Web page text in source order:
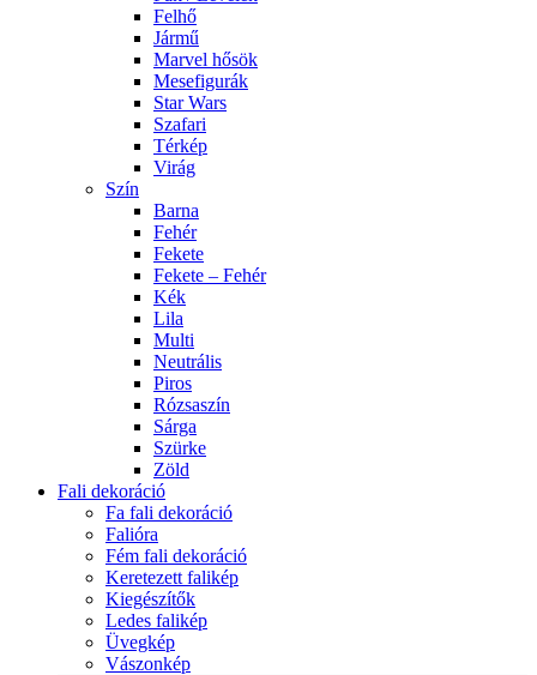
Felhő
Jármű
Marvel hősök
Mesefigurák
Star Wars
Szafari
Térkép
Virág
Szín
Barna
Fehér
Fekete
Fekete – Fehér
Kék
Lila
Multi
Neutrális
Piros
Rózsaszín
Sárga
Szürke
Zöld
Fali dekoráció
Fa fali dekoráció
Falióra
Fém fali dekoráció
Keretezett falikép
Kiegészítők
Ledes falikép
Üvegkép
Vászonkép